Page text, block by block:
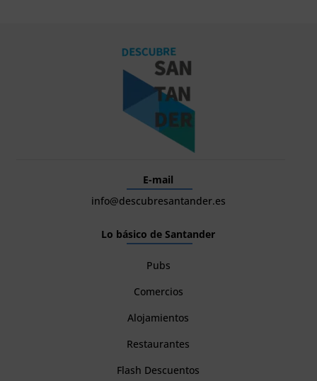
E-mail
info@descubresantander.es
Lo básico de Santander
Pubs
Comercios
Alojamientos
Restaurantes
Flash Descuentos